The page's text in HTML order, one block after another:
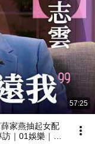
57:25
家燕抽起女配
｜01娛樂｜香